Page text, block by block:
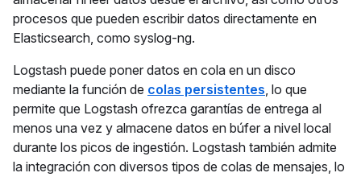
procesos que pueden escribir datos directamente en
Elasticsearch, como syslog-ng.
Logstash puede poner datos en cola en un disco
mediante la función de colas persistentes, lo que
permite que Logstash ofrezca garantías de entrega al
menos una vez y almacene datos en búfer a nivel local
durante los picos de ingestión. Logstash también admite
la integración con diversos tipos de colas de mensajes, lo